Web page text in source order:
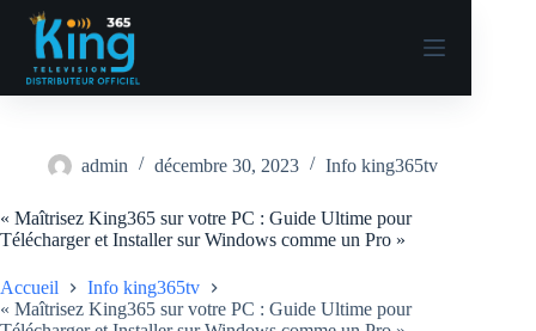
admin décembre 30, 2023 Info king365tv
« Maîtrisez King365 sur votre PC : Guide Ultime pour
Télécharger et Installer sur Windows comme un Pro »
Accueil
Info king365tv
« Maîtrisez King365 sur votre PC : Guide Ultime pour